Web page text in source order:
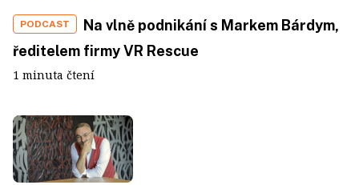
PODCAST
Na vlně podnikání s Markem Bárdym,
ředitelem firmy VR Rescue
1 minuta čtení